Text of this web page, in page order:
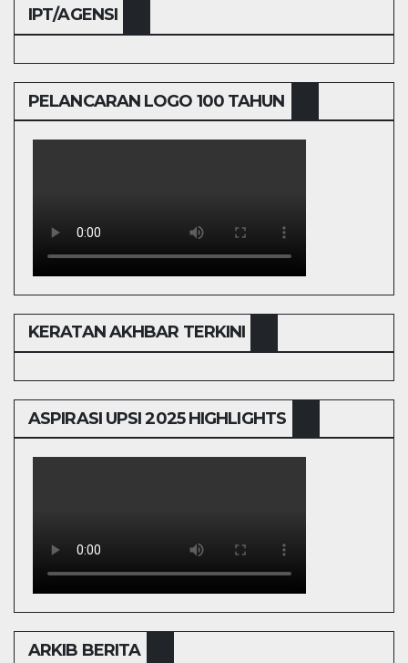
IPT/AGENSI
PELANCARAN LOGO 100 TAHUN
KERATAN AKHBAR TERKINI
ASPIRASI UPSI 2025 HIGHLIGHTS
ARKIB BERITA